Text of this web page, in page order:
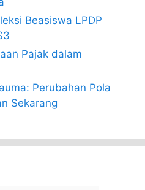
Beasiswa LPDP
Pajak dalam
Perubahan Pola
Sekarang